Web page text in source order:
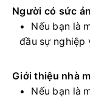
Người có sức
Nếu bạn là
đầu sự nghiệp
Giới thiệu nhà
Nếu bạn là